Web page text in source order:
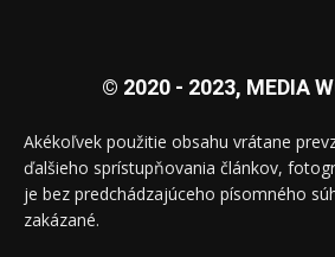
© 2020 - 2023, MEDIA
Akékoľvek použitie obsahu vrátane
ďalšieho sprístupňovania článkov,
je bez predchádzajúceho písomného
zakázané.